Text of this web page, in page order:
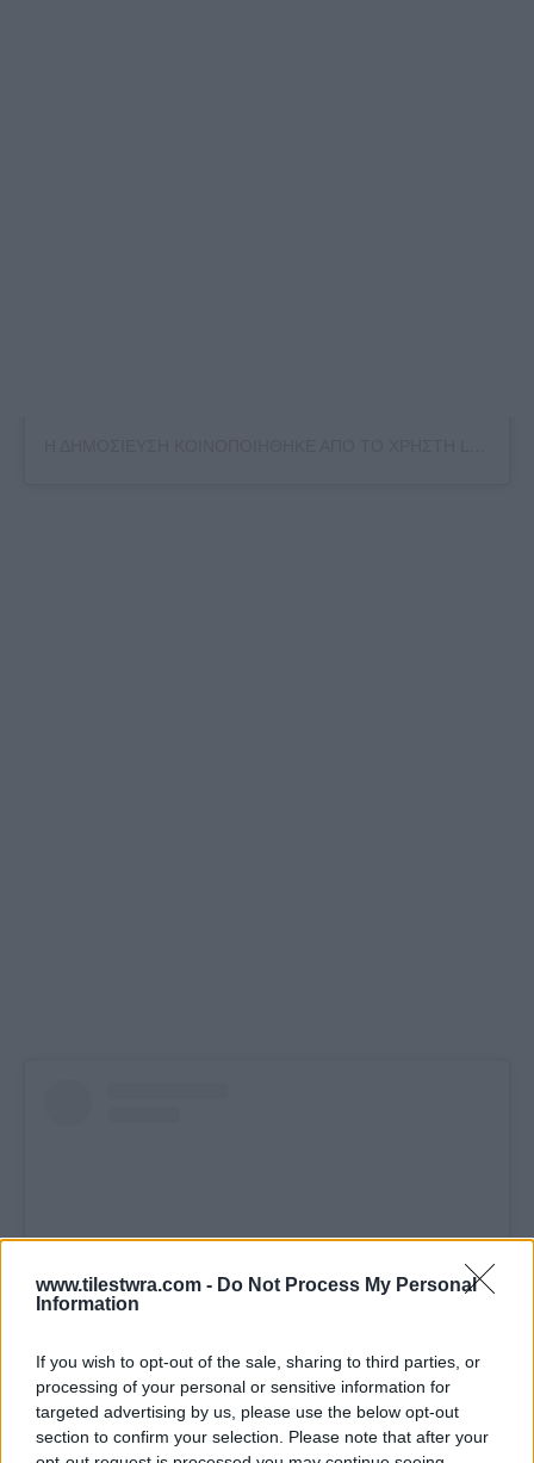
www.tilestwra.com - Do Not Process My Personal
Information
If you wish to opt-out of the sale, sharing to third parties, or
processing of your personal or sensitive information for
targeted advertising by us, please use the below opt-out
section to confirm your selection. Please note that after your
Δείτε αυτή τη δημοσίευση στο Instagram.